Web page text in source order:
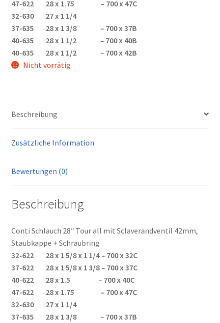
47-622 28 x 1.75 – 700 x 47C
32-630 27 x 1 1/4
37-635 28 x 1 3/8 – 700 x 37B
40-635 28 x 1 1/2 – 700 x 40B
40-635 28 x 1 1/2 – 700 x 42B
Nicht vorrätig
Beschreibung
Zusätzliche Information
Bewertungen (0)
Beschreibung
Conti Schlauch 28″ Tour all mit Sclaverandventil 42mm,
Staubkappe + Schraubring
32-622 28 x 1 5/8 x 1 1/4 – 700 x 32C
37-622 28 x 1 5/8 x 1 3/8 – 700 x 37C
40-622 28 x 1.5 – 700 x 40C
47-622 28 x 1.75 – 700 x 47C
32-630 27 x 1 1/4
37-635 28 x 1 3/8 – 700 x 37B